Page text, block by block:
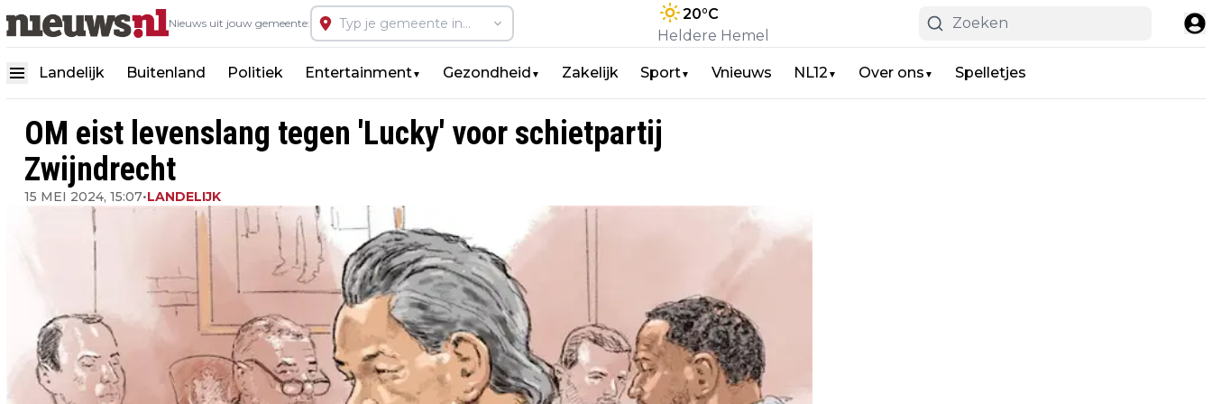
Nieuws uit jouw gemeente:
20°C
Heldere Hemel
Landelijk Buitenland Politiek Entertainment▼ Gezondheid ▼ Zakelijk Sport▼ Vnieuws NL12 ▼ Over ons ▼ Spelletjes
OM eist levenslang tegen 'Lucky' voor schietpartij
Zwijndrecht
15 MEI 2024, 15:07•LANDELIJK